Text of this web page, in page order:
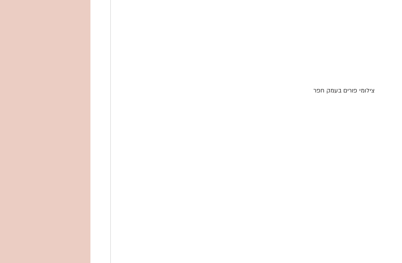
צילומי פורים בעמק חפר